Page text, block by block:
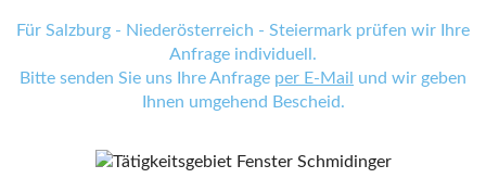
Für Salzburg - Niederösterreich - Steiermark prüfen wir Ihre
Anfrage individuell.
Bitte senden Sie uns Ihre Anfrage per E-Mail
und wir geben
Ihnen umgehend Bescheid.